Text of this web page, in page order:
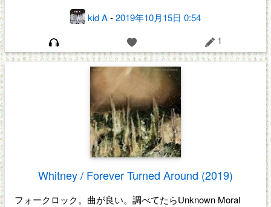
kid A-2019年10月15日 0:54
1
Whitney / Forever Turned Around (2019)
フォークロック。曲が良い。調べてたらUnknown Moral